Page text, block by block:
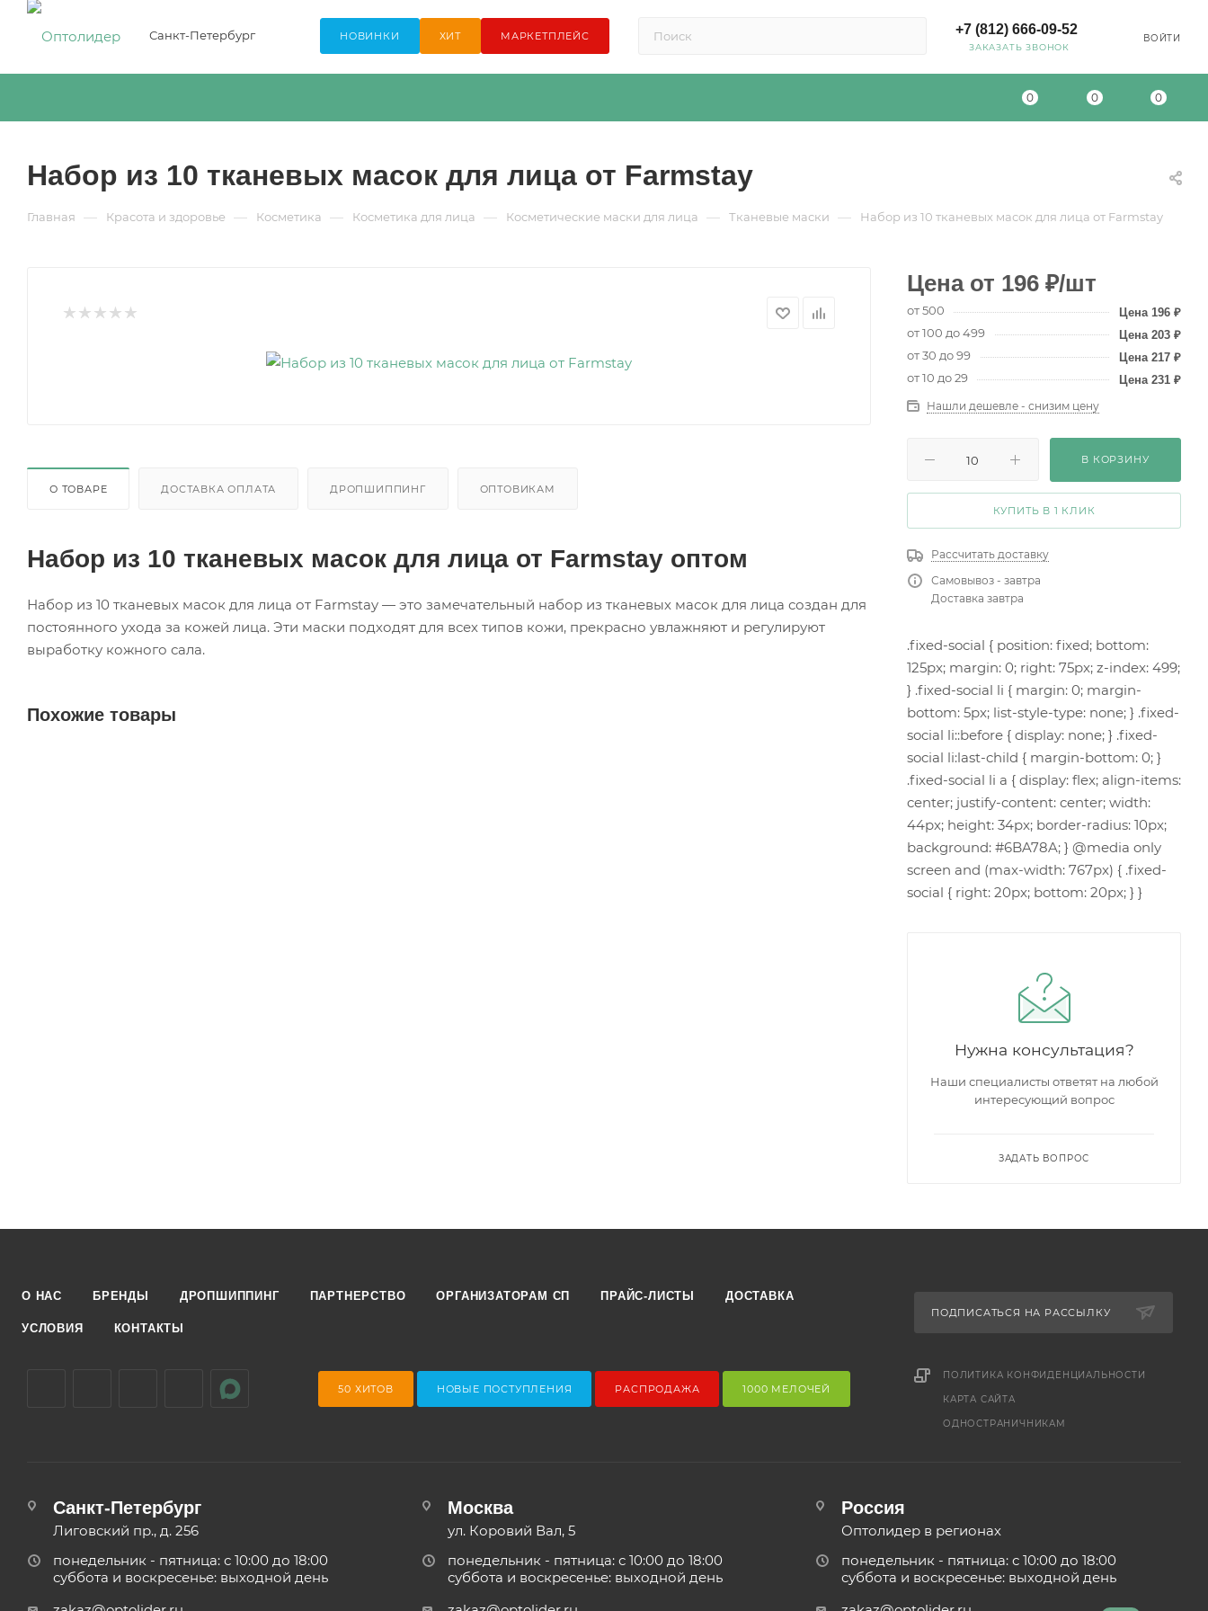
Санкт-Петербург НОВИНКИ ХИТ МАРКЕТПЛЕЙС +7 (812) 666-09-52
ЗАКАЗАТЬ ЗВОНОК
ВОЙТИ
0 0 0
Набор из 10 тканевых масок для лица от Farmstay
Главная — Красота и здоровье — Косметика — Косметика для лица — Косметические маски для лица — Тканевые маски — Набор из 10 тканевых масок для лица от Farmstay
О ТОВАРЕ ДОСТАВКА ОПЛАТА ДРОПШИППИНГ ОПТОВИКАМ
Набор из 10 тканевых масок для лица от Farmstay оптом
Набор из 10 тканевых масок для лица от Farmstay — это замечательный набор из тканевых масок для лица создан для
постоянного ухода за кожей лица. Эти маски подходят для всех типов кожи, прекрасно увлажняют и регулируют
выработку кожного сала.
Похожие товары
от 196 ₽/шт
от 500 196 ₽
от 100 до 499 203 ₽
от 30 до 99 217 ₽
от 10 до 29 231 ₽
Нашли дешевле - снизим цену
В КОРЗИНУ
КУПИТЬ В 1 КЛИК
Рассчитать доставку
Самовывоз - завтра
Доставка завтра
Нужна консультация?
Наши специалисты ответят на любой
интересующий вопрос
ЗАДАТЬ ВОПРОС
О НАС БРЕНДЫ ДРОПШИППИНГ ПАРТНЕРСТВО ОРГАНИЗАТОРАМ СП ПРАЙС-ЛИСТЫ ДОСТАВКА
УСЛОВИЯ КОНТАКТЫ
50 ХИТОВ НОВЫЕ ПОСТУПЛЕНИЯ РАСПРОДАЖА 1000 МЕЛОЧЕЙ
ПОДПИСАТЬСЯ НА РАССЫЛКУ
ПОЛИТИКА КОНФИДЕНЦИАЛЬНОСТИ
КАРТА САЙТА
ОДНОСТРАНИЧНИКАМ
Санкт-Петербург
Лиговский пр., д. 256
понедельник - пятница: с 10:00 до 18:00
суббота и воскресенье: выходной день
Москва
ул. Коровий Вал, 5
понедельник - пятница: с 10:00 до 18:00
суббота и воскресенье: выходной день
Россия
Оптолидер в регионах
понедельник - пятница: с 10:00 до 18:00
суббота и воскресенье: выходной день